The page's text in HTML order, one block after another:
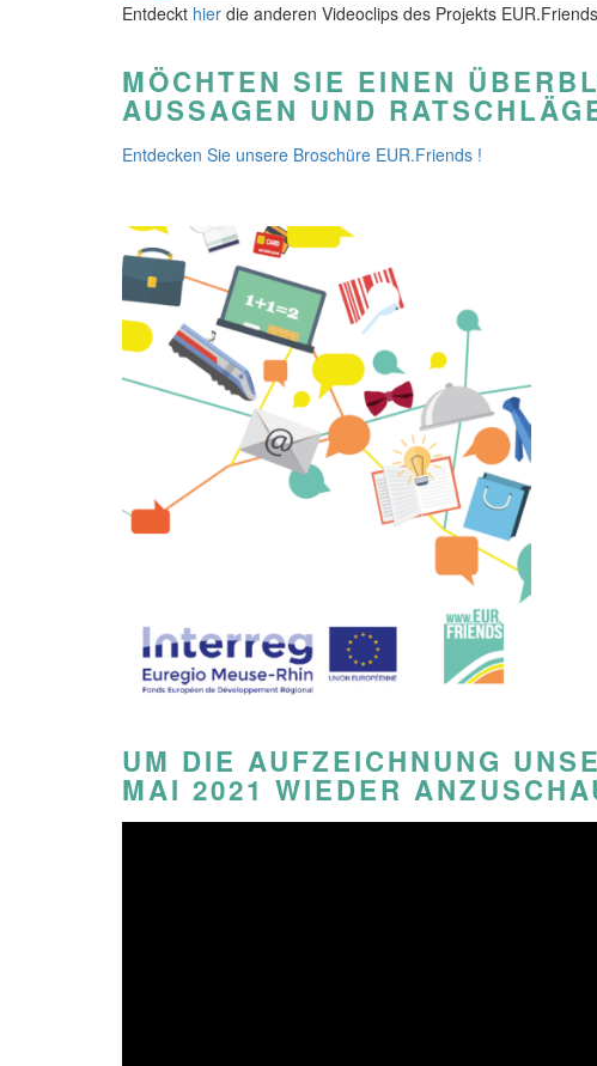
Entdeckt hier die anderen Videoclips des Projekts
MÖCHTEN SIE EINEN
AUSSAGEN UND
Entdecken Sie unsere Broschüre EUR.Friends !
UM DIE AUFZEICHNUNG
MAI 2021 WIEDER